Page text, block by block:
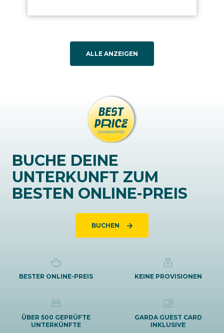
ALLE ANZEIGEN
BUCHE DEINE
UNTERKUNFT ZUM
BESTEN ONLINE-PREIS
BUCHEN
BESTER ONLINE-PREIS KEINE PROVISIONEN
ÜBER 500 GEPRÜFTE
UNTERKÜNFTE
GARDA GUEST CARD
INKLUSIVE